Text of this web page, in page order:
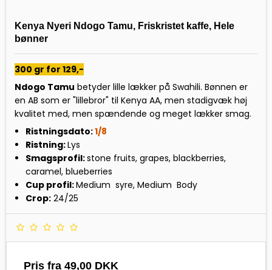
Kenya Nyeri Ndogo Tamu, Friskristet kaffe, Hele
bønner
300 gr for 129,-
Ndogo Tamu betyder lille lækker på Swahili. Bønnen er
en AB som er "lillebror" til Kenya AA, men stadigvæk høj
kvalitet med, men spændende og meget lækker smag.
Ristningsdato:1/8
Ristning:Lys
Smagsprofil:stone fruits, grapes, blackberries,
caramel, blueberries
Cup profil:Medium syre, Medium Body
Crop:24/25
Pris fra 49,00 DKK